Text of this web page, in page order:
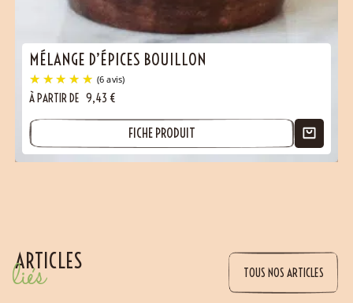
MÉLANGE D’ÉPICES BOUILLON
À PARTIR DE 9,43 €
FICHE PRODUIT
ARTICLES
liés TOUS NOS ARTICLES